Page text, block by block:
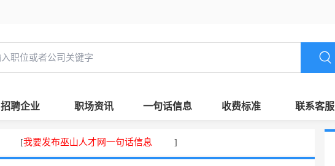
招聘企业 职场资讯 一句话信息 收费标准 联系客服
[我要发布巫山人才网一句话信息 ]